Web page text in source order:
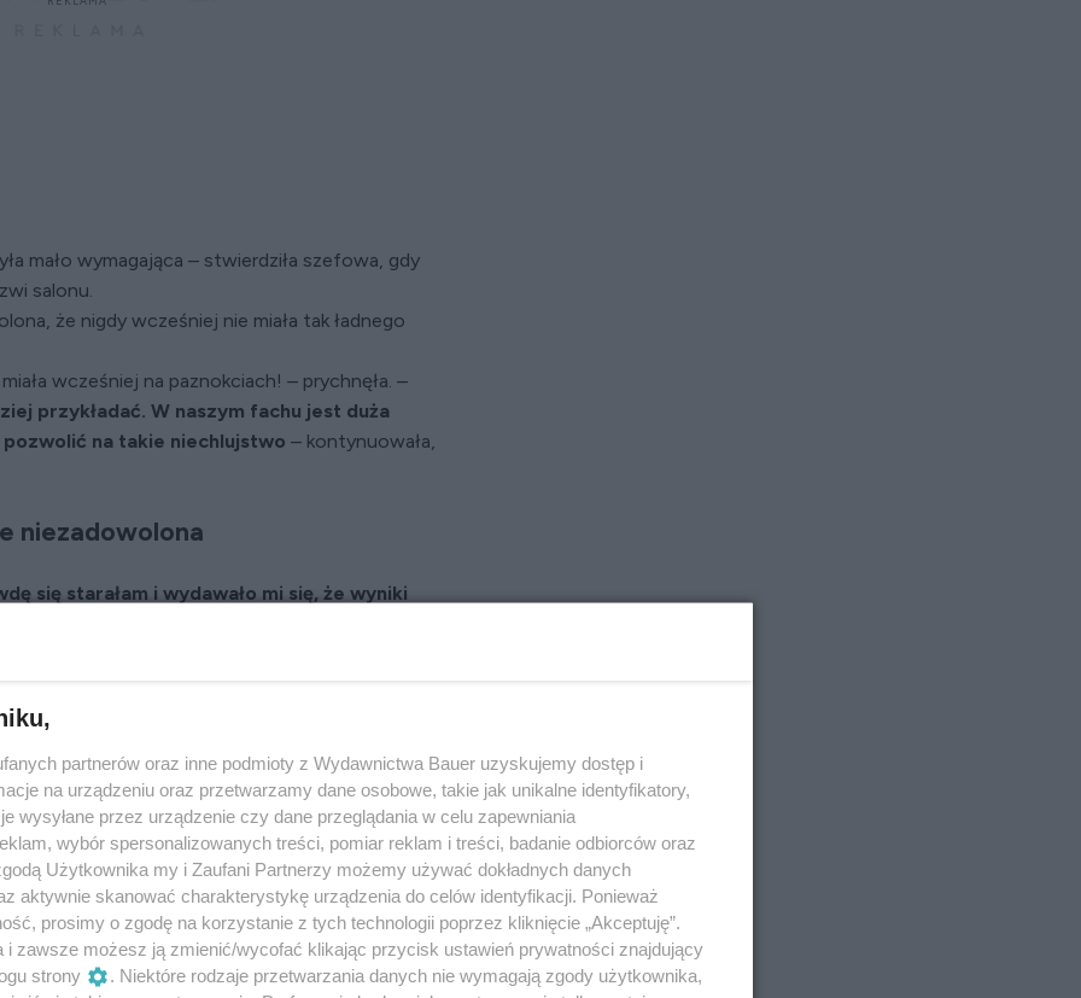
mało wymagająca – stwierdziła szefowa, gdy
salonu.
że nigdy wcześniej nie miała tak ładnego
wcześniej na paznokciach! – prychnęła. –
przykładać. W naszym fachu jest duża
na takie niechlujstwo – kontynuowała,
niezadowolona
się starałam i wydawało mi się, że wyniki
to zrobić lepiej”, pomyślałam. Wydawało mi
dobry, ale zdawałam sobie sprawę, że jestem
i pewnie nie dostrzegam wszystkiego.
cię robić to lepiej.
dodała ganiącym tonem, a ja pokiwałam głową.
często mnie krytykowała, rzadko była
też świetnym fachowcem. Podziwiałam ją
u niej pracę, skakałam z radości. Od tamtego
Byłam jedną z jej najwierniejszych pracownic.
odchodziły. Nie wszyscy potrafili znieść
duże wymagania i potężną dozę krytyki.
tylko, jak się nie narobić, a zarobić. Co to za
partnerów oraz inne podmioty z Wydawnictwa Bauer uzyskujemy dostęp i
na urządzeniu oraz przetwarzamy dane osobowe, takie jak unikalne identyfikatory,
wysyłane przez urządzenie czy dane przeglądania w celu zapewniania
wybór spersonalizowanych treści, pomiar reklam i treści, badanie odbiorców oraz
Użytkownika my i Zaufani Partnerzy możemy używać dokładnych danych
aktywnie skanować charakterystykę urządzenia do celów identyfikacji. Ponieważ
prosimy o zgodę na korzystanie z tych technologii poprzez kliknięcie „Akceptuję”.
i zawsze możesz ją zmienić/wycofać klikając przycisk ustawień prywatności znajdujący
strony
. Niektóre rodzaje przetwarzania danych nie wymagają zgody użytkownika,